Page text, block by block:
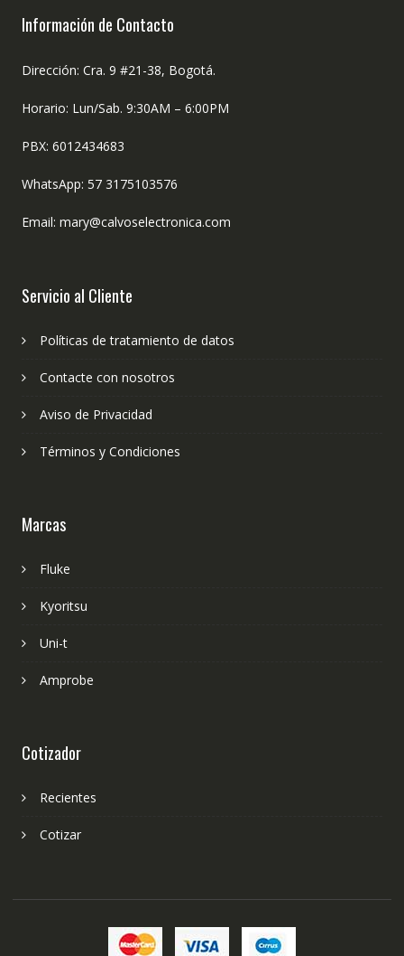
Información de Contacto
Dirección: Cra. 9 #21-38, Bogotá.
Horario: Lun/Sab. 9:30AM – 6:00PM
PBX: 6012434683
WhatsApp: 57 3175103576
Email: mary@calvoselectronica.com
Servicio al Cliente
Políticas de tratamiento de datos
Contacte con nosotros
Aviso de Privacidad
Términos y Condiciones
Marcas
Fluke
Kyoritsu
Uni-t
Amprobe
Cotizador
Recientes
Cotizar